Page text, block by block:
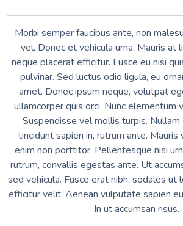
Morbi semper faucibus ante, non
vel. Donec et vehicula urna. Mauris at
neque placerat efficitur. Fusce eu nisi
pulvinar. Sed luctus odio ligula, eu
amet. Donec ipsum neque, volutpat
ullamcorper quis orci. Nunc elementum
Suspendisse vel mollis turpis. Nullam
tincidunt sapien in, rutrum ante.
enim non porttitor. Pellentesque nisi
rutrum, convallis egestas ante. Ut
sed vehicula. Fusce erat nibh, sodales ut
efficitur velit. Aenean vulputate sapien
In ut accumsan risus.